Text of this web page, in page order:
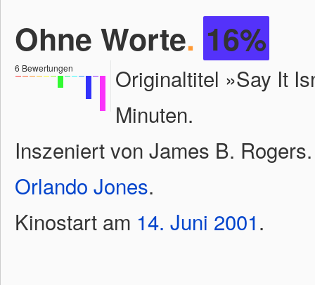
Ohne Worte. 16%
6 Bewertungen
Originaltitel »Say It
Minuten.
Inszeniert von James B.
Orlando Jones.
Kinostart am 14. Juni 2001.